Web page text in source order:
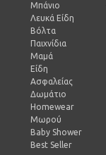
Μπάνιο
Λευκά Είδη
Βόλτα
Παιχνίδια
Μαμά
Είδη
Ασφαλείας
Δωμάτιο
Homewear
Μωρού
Baby Shower
Best Seller